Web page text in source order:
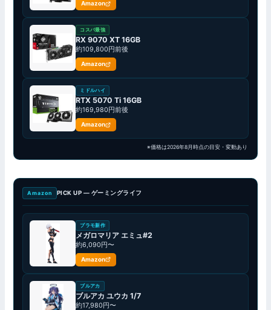
Amazon
コスパ最強
RX 9070 XT 16GB
約109,800円前後
Amazon
ミドルハイ
RTX 5070 Ti 16GB
約169,980円前後
Amazon
※価格は2026年8月時点の目安・変動あり
Amazon PICK UP — ゲーミングライフ
プラモ新作
メガロマリア エミュ#2
約6,090円〜
Amazon
ブルアカ
ブルアカ ユウカ 1/7
約17,980円〜